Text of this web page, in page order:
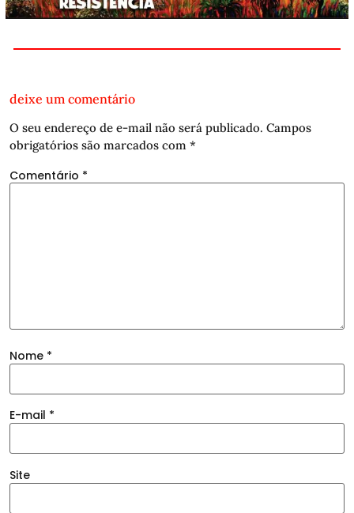
deixe um comentário
O seu endereço de e-mail não será publicado. Campos
obrigatórios são marcados com *
Comentário *
Nome *
E-mail *
Site